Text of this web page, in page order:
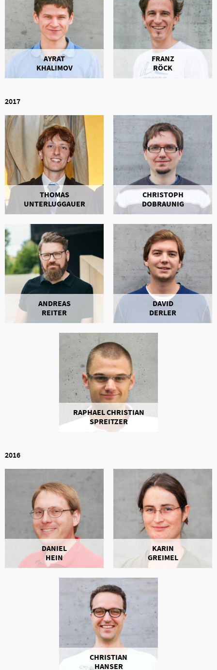
AYRAT
KHALIMOV
FRANZ
RÖCK
2017
THOMAS
UNTERLUGGAUER
CHRISTOPH
DOBRAUNIG
ANDREAS
REITER
DAVID
DERLER
RAPHAEL CHRISTIAN
SPREITZER
2016
DANIEL
HEIN
KARIN
GREIMEL
CHRISTIAN
HANSER